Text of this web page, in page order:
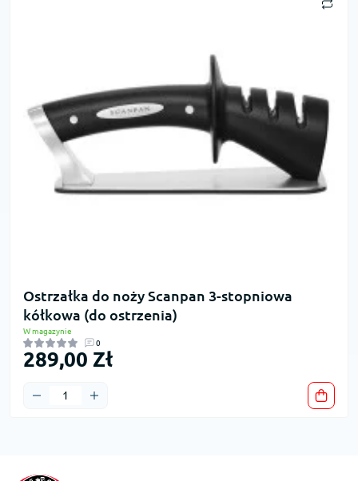
Ostrzałka do noży Scanpan 3-stopniowa
kółkowa (do ostrzenia)
W magazynie
0
289,00 Zł